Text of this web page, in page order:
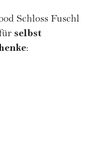
Schloss Fuschl
selbst
: